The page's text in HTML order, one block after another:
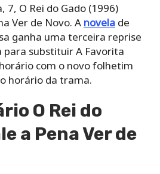
7, O Rei do Gado (1996)
Ver de Novo. A novela de
ganha uma terceira reprise
para substituir A Favorita
com o novo folhetim
horário da trama.
O Rei do
a Pena Ver de